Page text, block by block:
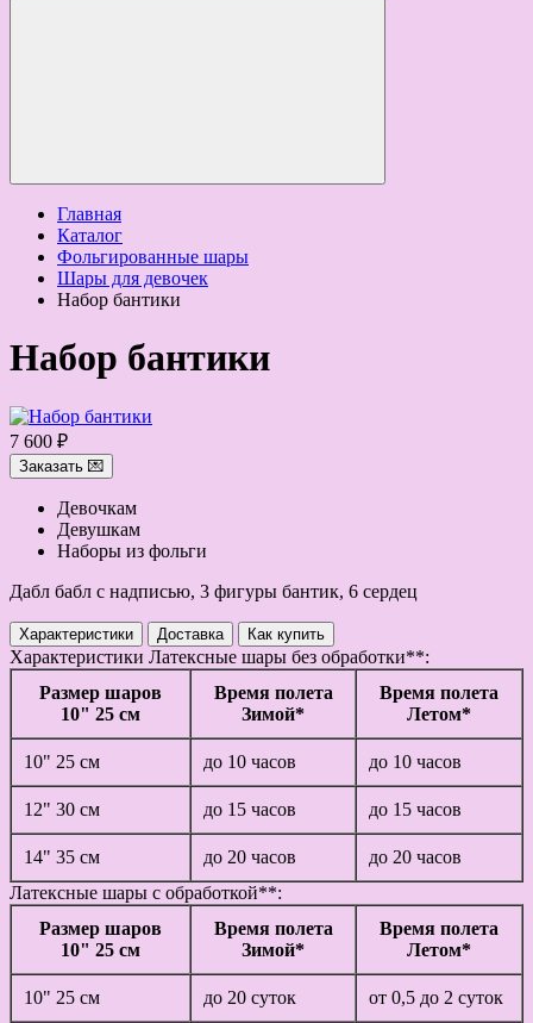
Главная
Каталог
Фольгированные шары
Шары для девочек
Набор бантики
Набор бантики
7 600 ₽
Заказать 💌
Девочкам
Девушкам
Наборы из фольги
Дабл бабл с надписью, 3 фигуры бантик, 6 сердец
Характеристики Доставка Как купить
Характеристики Латексные шары без обработки**:
Размер шаров
10" 25 см
Время полета
Зимой*
Время полета
Летом*
10" 25 см до 10 часов до 10 часов
12" 30 см до 15 часов до 15 часов
14" 35 см до 20 часов
до 20 часов
Латексные шары с обработкой**:
Размер шаров
10" 25 см
Время полета
Зимой*
Время полета
Летом*
10" 25 см до 20 суток от 0,5 до 2 суток